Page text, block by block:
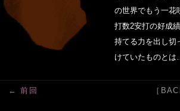
の世界でもう一花
打数2安打の好成
持てる力を出し切
けていたものとは
← 前回 ［